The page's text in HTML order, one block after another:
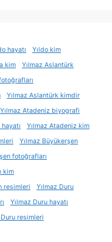
hayatı
Yıldo kim
kim
Yılmaz Aslantürk
Yılmaz Aslantürk kimdir
Yılmaz Atadeniz biyografi
Yılmaz Atadeniz kim
Yılmaz Büyükerşen
fotoğrafları
kim
resimleri
Yılmaz Duru
Yılmaz Duru hayatı
Duru resimleri